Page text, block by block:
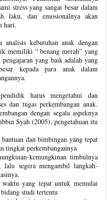
stress yang sangat besar dalam
laku, dan emosionalnya akan
hari.
kebutuhan anak dengan
memiliki “ benang merah” yang
yang baik adalah yang
kepada para anak dalam
harus mengetahui dan
dan tugas perkembangan anak.
dengan segala aspeknya
Syah (2005), pengetahuan itu
dan bimbingan yang tepat
tingkat perkembangannya
kemungkinan timbulnya
segera mengambil langkah-
yang tepat untuk memulai
studi tertentu